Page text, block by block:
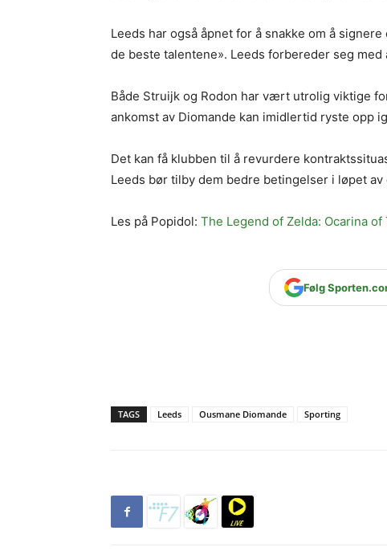
Leeds har også åpnet for å snakke om å
de beste talentene». Leeds forbereder seg
Både Struijk og Rodon har vært utrolig viktige
ankomst av Diomande kan imidlertid ryste opp
Det kan få klubben til å revurdere
Leeds bør tilby dem bedre betingelser i løpet
Les på Popidol: The Legend of Zelda: Ocarina
Følg
TAGS Leeds Ousmane Diomande Sporting